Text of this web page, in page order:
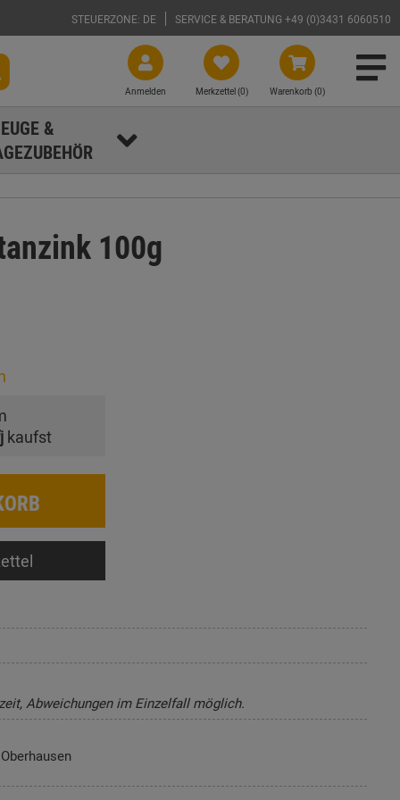
STEUERZONE: DE SERVICE & BERATUNG +49 (0)3431 6060510
Warenkorb (0)
Merkzettel (0)
Anmelden
&
100g
kaufst
Abweichungen im Einzelfall möglich.